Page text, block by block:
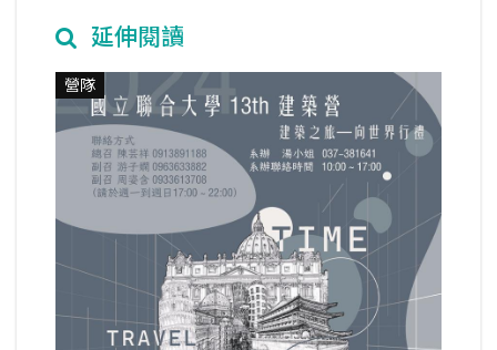
延伸閱讀
營隊